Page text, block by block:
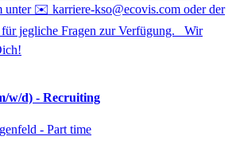
unter ✉️ karriere-kso@ecovis.com oder der
jegliche Fragen zur Verfügung. Wir
w/d) - Recruiting
- Part time